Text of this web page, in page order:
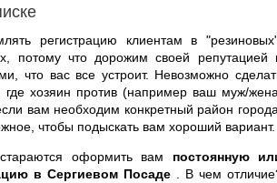
регистрацию клиентам в
потому что дорожим своей репутацией
что вас все устроит. Невозможно
где хозяин против (например ваш муж/
вам необходим конкретный район города,
чтобы подыскать вам хороший вариант.
оформить вам постоянную
в Сергиевом Посаде
. В чем